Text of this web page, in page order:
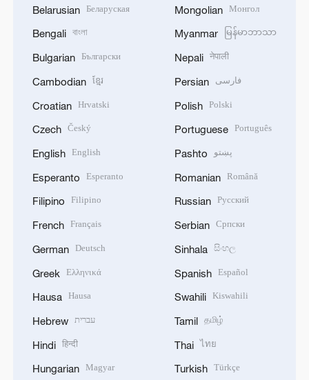
Belarusian Беларуская
Bengali বাংলা
Bulgarian Български
Cambodian ខ្មែរ
Croatian Hrvatski
Czech Český
English English
Esperanto Esperanto
Filipino Filipino
French Français
German Deutsch
Greek Ελληνικά
Hausa Hausa
Hebrew עברית
Hindi हिन्दी
Hungarian Magyar
Mongolian Монгол
Myanmar မြန်မာဘာသာ
Nepali नेपाली
Persian فارسی
Polish Polski
Portuguese Português
Pashto پښتو
Romanian Română
Russian Русский
Serbian Српски
Sinhala සිංහල
Spanish Español
Swahili Kiswahili
Tamil தமிழ்
Thai ไทย
Turkish Türkçe